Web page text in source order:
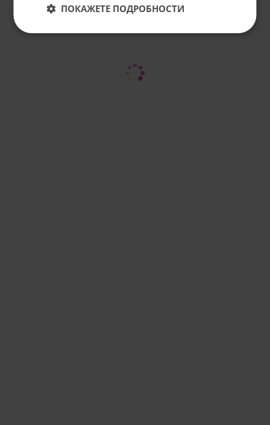
ПОКАЖЕТЕ ПОДРОБНОСТИ